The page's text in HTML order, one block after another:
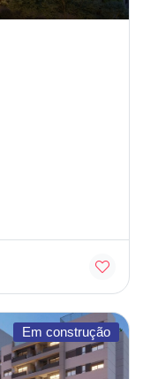
Em construção